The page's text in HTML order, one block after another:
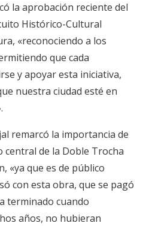
la aprobación reciente del
Histórico-Cultural
«reconociendo a los
que cada
y apoyar esta iniciativa,
nuestra ciudad esté en
remarcó la importancia de
central de la Doble Trocha
«ya que es de público
con esta obra, que se pagó
terminado cuando
años, no hubieran